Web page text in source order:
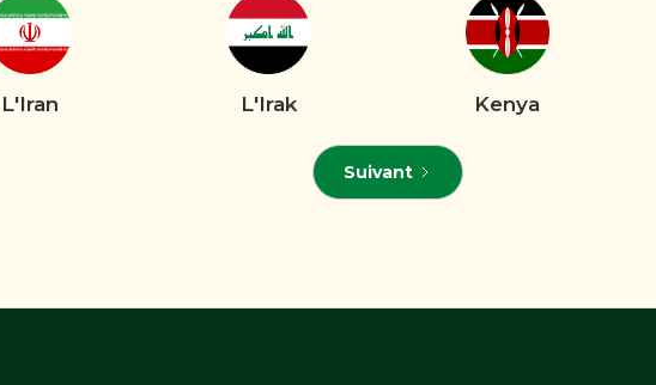
L'Iran L'Irak Kenya
Suivant